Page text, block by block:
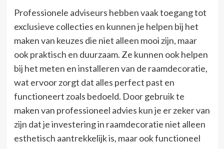
Professionele adviseurs hebben vaak toegang tot
exclusieve collecties en kunnen je helpen bij het
maken van keuzes die niet alleen mooi zijn, maar
ook praktisch en duurzaam. Ze kunnen ook helpen
bij het meten en installeren van de raamdecoratie,
wat ervoor zorgt dat alles perfect past en
functioneert zoals bedoeld. Door gebruik te
maken van professioneel advies kun je er zeker van
zijn dat je investering in raamdecoratie niet alleen
esthetisch aantrekkelijk is, maar ook functioneel